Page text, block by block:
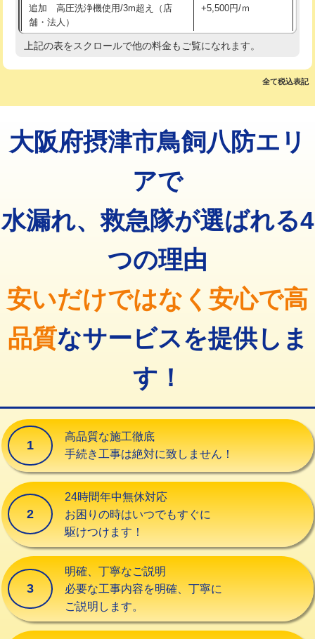
排水管工事（追加 排水管工事/3ｍ超
え）
マス交換（土の掘削・埋め戻し作業） 11,000円~
マス交換（深さ50㎝以上） 66,000円
27,500円
コンクリート斫り（厚さ10㎝超え）
モルタル補修（厚さ10㎝まで） 27,500円
16,500円
廃棄・処分 現場見積
追加 高圧洗浄機使用/3m超え（店
舗・法人）
+5,500円/ｍ
高度高圧洗浄換 現地調査
トーラー機使用/3mまで 33,000円
追加トーラー機使用/3m超え +3,300円
止水・漏水調査・防水処理・清掃・修
11,000円
止水・漏水調査・防水処理・清掃・修
22,000円
止水・漏水調査・防水処理・清掃・修
理・調整・分解・加工など（重作業）
33,000円
その他部品の脱着 8,800円～
交換・取付(単水栓（壁付・デッキ
式）)
13,200円+材料費
交換・取付(混合水栓（壁付・デッキ
式・ワンホール）)
16,500円+材料費
交換・取付(排水栓・排水トラップ
（P/S/ポップアップ））
交換・取付（その他部品）
持込商品取付（単水栓）
持込商品取付（混合水栓） 16,500円
持込商品取付（浄水器・分岐水栓） 16,500円
上記の表をスクロールで他の料金もご覧になれます。
全て税込表記
大阪府摂津市鳥飼八防エリ
アで
水漏れ、救急隊が選ばれる4
つの理由
安いだけではなく安心で高
品質なサービスを提供しま
す！
1
高品質な施工徹底
手続き工事は絶対に致しません！
2
24時間年中無休対応
お困りの時はいつでもすぐに
駆けつけます！
3
明確、丁寧なご説明
必要な工事内容を明確、丁寧に
ご説明します。